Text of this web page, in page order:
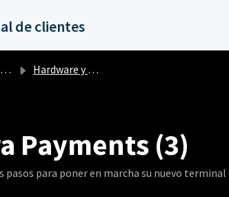
de clientes
Hardware y dispositivos
Payments (3)
pasos para poner en marcha su nuevo terminal